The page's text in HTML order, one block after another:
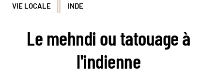
VIE LOCALE INDE
Le mehndi ou tatouage à
l'indienne